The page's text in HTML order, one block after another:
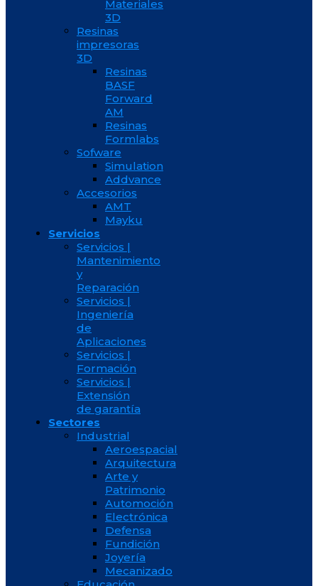
Materiales
3D
Resinas
impresoras
3D
Resinas
BASF
Forward
AM
Resinas
Formlabs
Sofware
Simulation
Addvance
Accesorios
AMT
Mayku
Servicios
Servicios |
Mantenimiento
y
Reparación
Servicios |
Ingeniería
de
Aplicaciones
Servicios |
Formación
Servicios |
Extensión
de garantía
Sectores
Industrial
Aeroespacial
Arquitectura
Arte y
Patrimonio
Automoción
Electrónica
Defensa
Fundición
Joyería
Mecanizado